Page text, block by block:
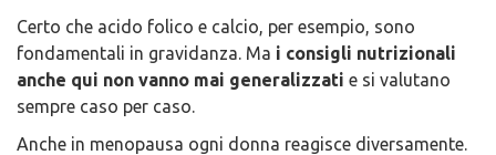
Certo che acido folico e calcio, per esempio, sono
fondamentali in gravidanza. Ma i consigli nutrizionali
anche qui non vanno mai generalizzati e si valutano
sempre caso per caso.
Anche in menopausa ogni donna reagisce diversamente.